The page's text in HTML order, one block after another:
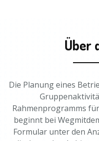
Über
Die Planung eines
Rahmenprogramms
beginnt bei
Formular unter den